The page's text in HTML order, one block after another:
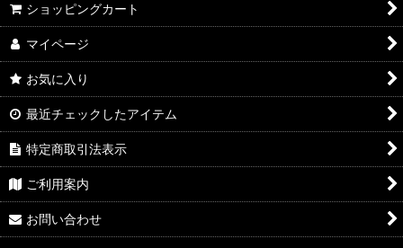
ショッピングカート
マイページ
お気に入り
最近チェックしたアイテム
特定商取引法表示
ご利用案内
お問い合わせ